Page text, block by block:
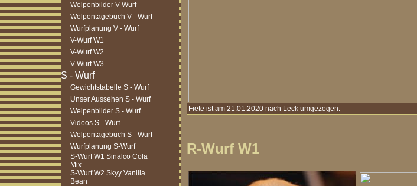
Welpenbilder V-Wurf
Welpentagebuch V - Wurf
Wurfplanung V - Wurf
V-Wurf W1
V-Wurf W2
V-Wurf W3
Gewichtstabelle S - Wurf
Unser Aussehen S - Wurf
Welpenbilder S - Wurf
Videos S - Wurf
Welpentagebuch S - Wurf
Wurfplanung S-Wurf
S-Wurf W1 Sinalco Cola
Mix
S-Wurf W2 Skyy Vanilla
Bean
Fiete ist am 21.01.2020 nach Leck umgezogen.
R-Wurf W1